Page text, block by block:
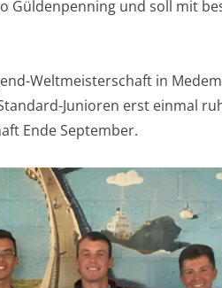
Güldenpenning und soll mit
Weltmeisterschaft in
Junioren erst einmal
Ende September.